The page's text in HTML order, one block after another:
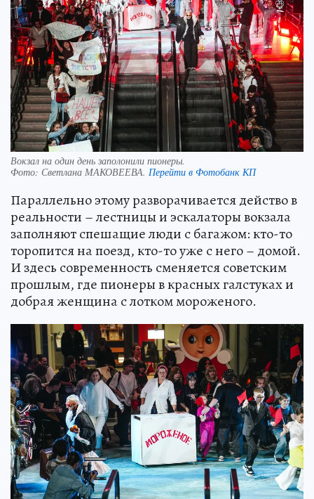
Вокзал на один день заполонили пионеры.
Фото: Светлана МАКОВЕЕВА. Перейти в Фотобанк КП
Параллельно этому разворачивается действо в
реальности – лестницы и эскалаторы вокзала
заполняют спешащие люди с багажом: кто-то
торопится на поезд, кто-то уже с него – домой.
И здесь современность сменяется советским
прошлым, где пионеры в красных галстуках и
добрая женщина с лотком мороженого.